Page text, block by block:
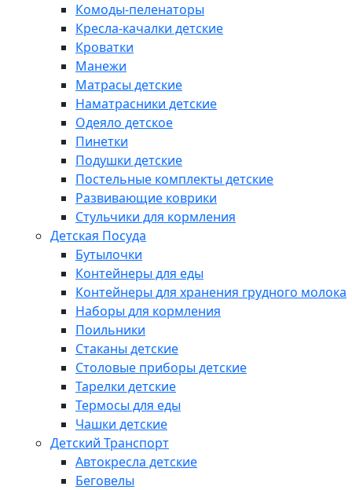
Комоды-пеленаторы
Кресла-качалки детские
Кроватки
Манежи
Матрасы детские
Наматрасники детские
Одеяло детское
Пинетки
Подушки детские
Постельные комплекты детские
Развивающие коврики
Стульчики для кормления
Детская Посуда
Бутылочки
Контейнеры для еды
Контейнеры для хранения грудного молока
Наборы для кормления
Поильники
Стаканы детские
Столовые приборы детские
Тарелки детские
Термосы для еды
Чашки детские
Детский Транспорт
Автокресла детские
Беговелы